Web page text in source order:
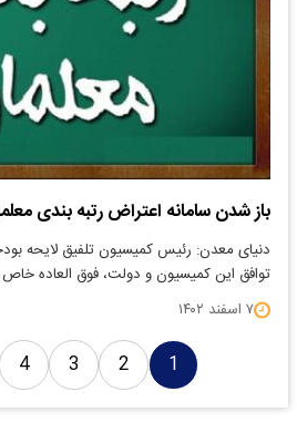
باز شدن سامانه اعتراض رتبه بندی
توافق این کمیسیون و دولت، فوق العاده
۷ اسفند ۱۴۰۲
1
2
3
4